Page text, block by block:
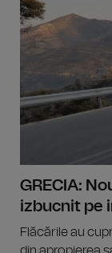
GRECIA:
izbucnit pe
Flăcările au